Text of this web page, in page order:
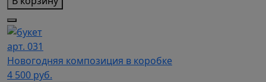
арт. 031
Новогодняя композиция в коробке
4 500 руб.